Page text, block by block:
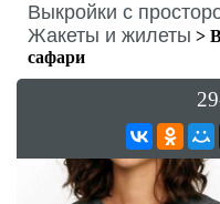
Выкройки с
Жакеты и жилеты >
сафари